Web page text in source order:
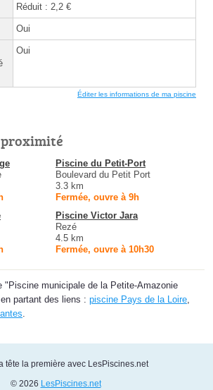
Réduit : 2,2 €
Oui
Oui
Éditer les informations de ma piscine
proximité
Piscine du Petit-Port
Boulevard du Petit Port
3.3 km
Fermée, ouvre à 9h
Piscine Victor Jara
Rezé
4.5 km
Fermée, ouvre à 10h30
"Piscine municipale de la Petite-Amazonie
partant des liens : piscine Pays de la Loire
tête la première avec LesPiscines.net
© 2026 LesPiscines.net